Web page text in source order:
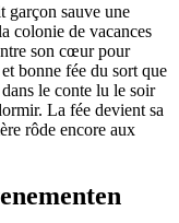
garçon sauve une
colonie de vacances
son cœur pour
bonne fée du sort que
le conte lu le soir
La fée devient sa
rôde encore aux